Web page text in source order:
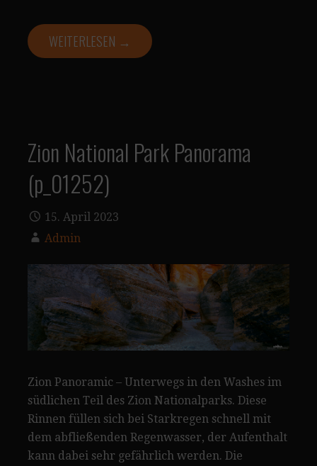
WEITERLESEN →
Zion National Park Panorama
(p_01252)
15. April 2023
Admin
Zion Panoramic – Unterwegs in den Washes im
südlichen Teil des Zion Nationalparks. Diese
Rinnen füllen sich bei Starkregen schnell mit
dem abfließenden Regenwasser, der Aufenthalt
kann dabei sehr gefährlich werden. Die